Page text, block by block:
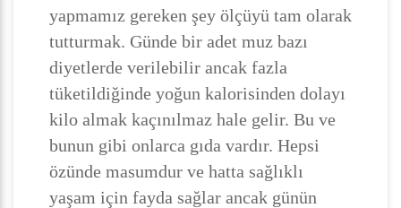
yapmamız gereken şey ölçüyü tam olarak
tutturmak. Günde bir adet muz bazı
diyetlerde verilebilir ancak fazla
tüketildiğinde yoğun kalorisinden dolayı
kilo almak kaçınılmaz hale gelir. Bu ve
bunun gibi onlarca gıda vardır. Hepsi
özünde masumdur ve hatta sağlıklı
yaşam için fayda sağlar ancak günün